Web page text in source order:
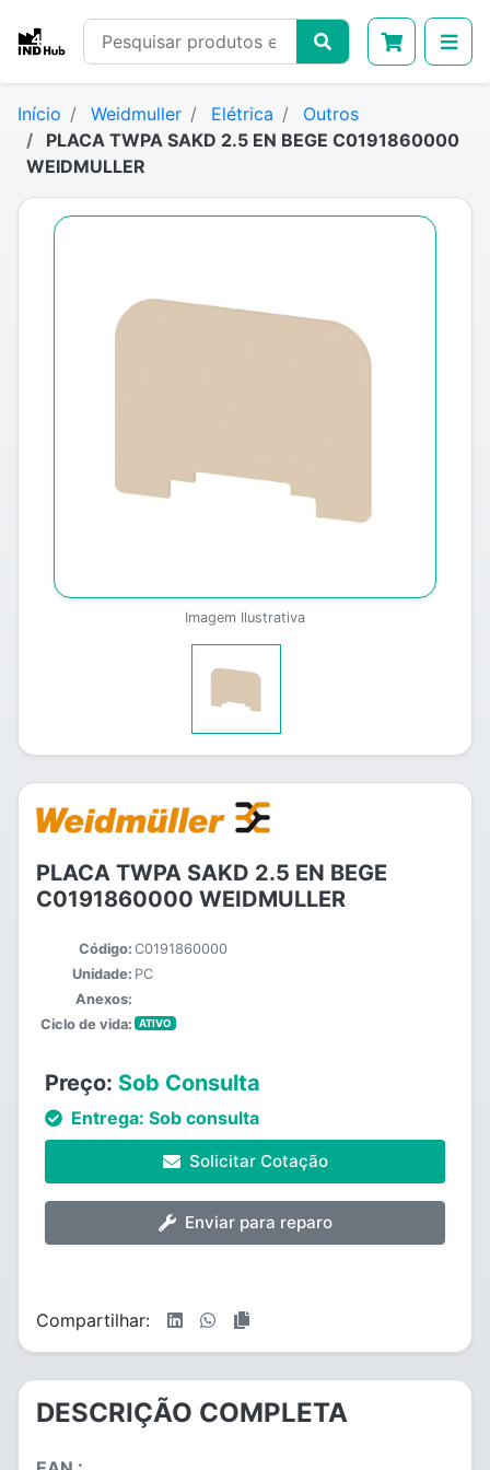
Início Weidmuller Elétrica
Outros
PLACA TWPA SAKD 2.5 EN BEGE C0191860000
WEIDMULLER
Imagem Ilustrativa
PLACA TWPA SAKD 2.5 EN BEGE
C0191860000 WEIDMULLER
Código: C0191860000
Unidade: PC
Anexos:
Ciclo de vida:
ATIVO
Preço: Sob Consulta
Entrega: Sob consulta
Solicitar Cotação
Enviar para reparo
Compartilhar:
DESCRIÇÃO COMPLETA